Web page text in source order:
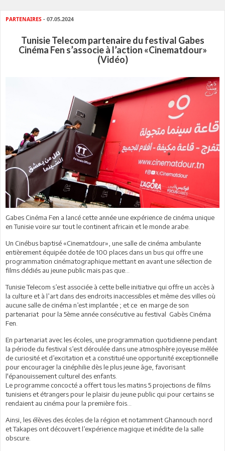
PARTENAIRES - 07.05.2024
Tunisie Telecom partenaire du festival Gabes
Cinéma Fen s’associe à l’action «Cinematdour»
(Vidéo)
Gabes Cinéma Fen a lancé cette année une expérience de cinéma unique
en Tunisie voire sur tout le continent africain et le monde arabe.
Un Cinébus baptisé «Cinematdour», une salle de cinéma ambulante
entièrement équipée dotée de 100 places dans un bus qui offre une
programmation cinématographique mettant en avant une sélection de
films dédiés au jeune public mais pas que...
Tunisie Telecom s’est associée à cette belle initiative qui offre un accès à
la culture et à l’art dans des endroits inaccessibles et même des villes où
aucune salle de cinéma n’est implantée ; et ce en marge de son
partenariat pour la 5ème année consécutive au festival Gabès Cinéma
Fen.
En partenariat avec les écoles, une programmation quotidienne pendant
la période du festival s’est déroulée dans une atmosphère joyeuse mêlée
de curiosité et d’excitation et a constitué une opportunité exceptionnelle
pour encourager la cinéphilie dès le plus jeune âge, favorisant
l'épanouissement culturel des enfants.
Le programme concocté a offert tous les matins 5 projections de films
tunisiens et étrangers pour le plaisir du jeune public qui pour certains se
rendaient au cinéma pour la première fois…
Ainsi, les élèves des écoles de la région et notamment Ghannouch nord
et Takapes ont découvert l’expérience magique et inédite de la salle
obscure.